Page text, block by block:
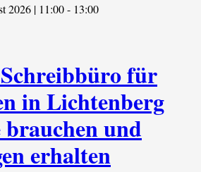
2026 | 11:00- 13:00
für
in Lichtenberg
und
erhalten